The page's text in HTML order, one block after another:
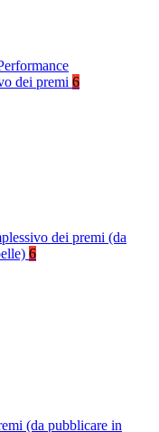
dei premi 6
dei premi (da
6
(da pubblicare in